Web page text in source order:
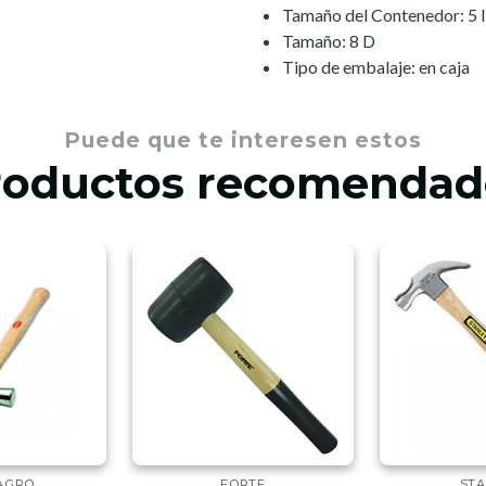
Tamaño del Contenedor: 5
Tamaño: 8 D
Tipo de embalaje: en caja
Puede que te interesen estos